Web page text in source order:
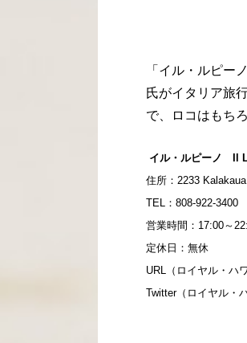
「イル・ルピー
氏がイタリア旅
で、ロコはもち
イル・ルピーノ Il
住所：2233
TEL：808-922-3400
営業時間：17:00～
定休日：無休
URL（ロイヤル・ハ
Twitter（ロイヤル・